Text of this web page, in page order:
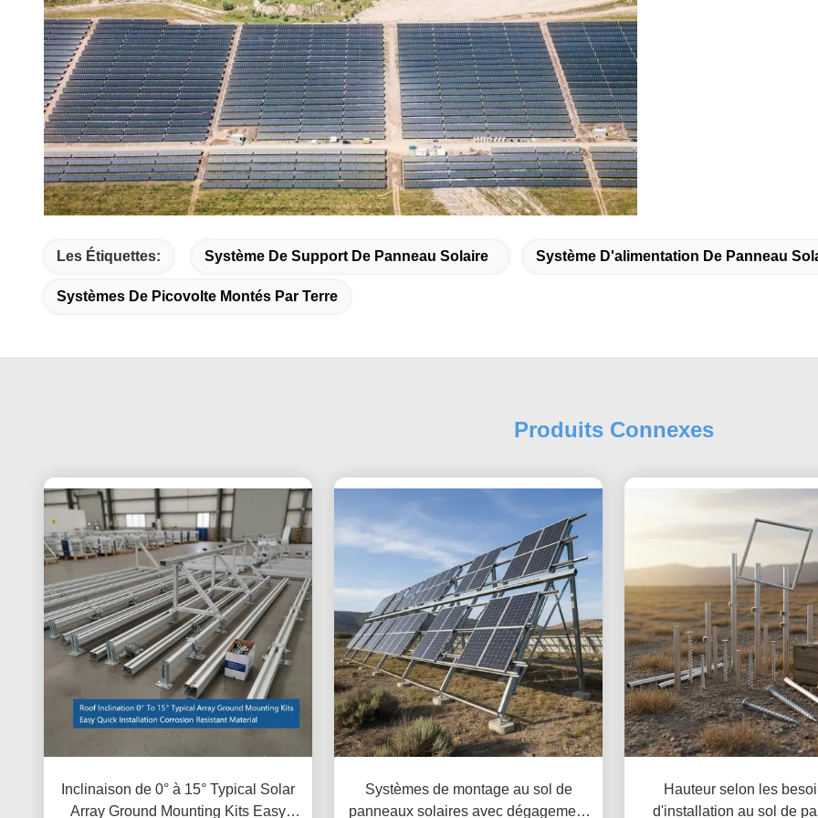
Les Étiquettes: Système De Support De Panneau Solaire Système D'alimentation De Panneau
Systèmes De Picovolte Montés Par Terre
Produits Connexes
Inclinaison de 0° à 15° Typical Solar
Array Ground Mounting Kits Easy
Systèmes de montage au sol de
panneaux solaires avec dégagement
Hauteur selon les
d'installation au sol de